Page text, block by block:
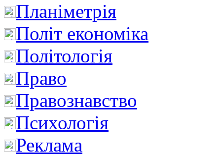
Планіметрія
Політ економіка
Політологія
Право
Правознавство
Психологія
Реклама